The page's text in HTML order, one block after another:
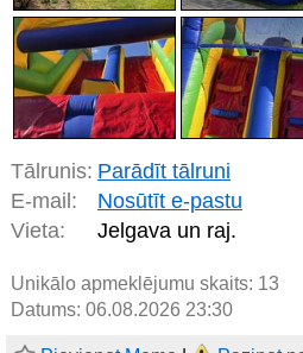
Tālrunis: Parādīt tālruni
E-mail:
Nosūtīt e-pastu
Vieta:
Jelgava un raj.
Unikālo apmeklējumu skaits: 13
Datums: 06.08.2026 23:30